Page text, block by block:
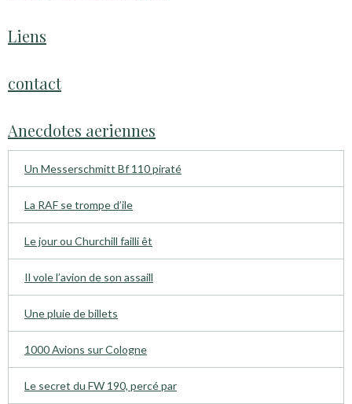
Liens
contact
Anecdotes aeriennes
Un Messerschmitt Bf 110 piraté
La RAF se trompe d’ile
Le jour ou Churchill failli êt
Il vole l’avion de son assaill
Une pluie de billets
1000 Avions sur Cologne
Le secret du FW 190, percé par